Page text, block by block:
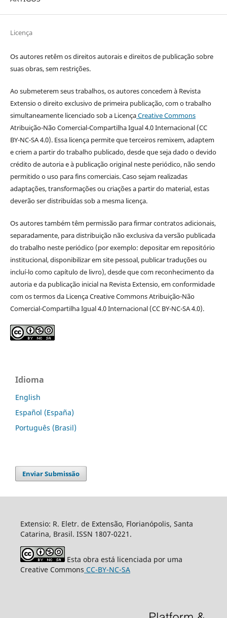
Licença
Os autores retêm os direitos autorais e direitos de publicação sobre
suas obras, sem restrições.
Ao submeterem seus trabalhos, os autores concedem à Revista
Extensio o direito exclusivo de primeira publicação, com o trabalho
simultaneamente licenciado sob a LicençaCreative Commons
Atribuição-Não Comercial-Compartilha Igual 4.0 Internacional (CC
BY-NC-SA 4.0). Essa licença permite que terceiros remixem, adaptem
e criem a partir do trabalho publicado, desde que seja dado o devido
crédito de autoria e à publicação original neste periódico, não sendo
permitido o uso para fins comerciais. Caso sejam realizadas
adaptações, transformações ou criações a partir do material, estas
deverão ser distribuídas sob a mesma licença.
Os autores também têm permissão para firmar contratos adicionais,
separadamente, para distribuição não exclusiva da versão publicada
do trabalho neste periódico (por exemplo: depositar em repositório
institucional, disponibilizar em site pessoal, publicar traduções ou
incluí-lo como capítulo de livro), desde que com reconhecimento da
autoria e da publicação inicial na Revista Extensio, em conformidade
com os termos da Licença Creative Commons Atribuição-Não
Comercial-Compartilha Igual 4.0 Internacional (CC BY-NC-SA 4.0).
Idioma
English
Español (España)
Português (Brasil)
Enviar Submissão
Extensio: R. Eletr. de Extensão, Florianópolis, Santa
Catarina, Brasil. ISSN 1807-0221.
Esta obra está licenciada por uma
Creative Commons CC-BY-NC-SA